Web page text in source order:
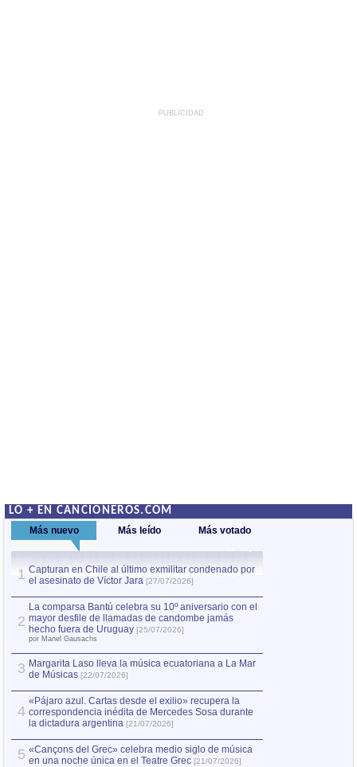
PUBLICIDAD
LO + EN CANCIONEROS.COM
Más nuevo Más leído Más votado
1 Capturan en Chile al último exmilitar condenado por
el asesinato de Víctor Jara [27/07/2026]
2
La comparsa Bantú celebra su 10º aniversario con el
mayor desfile de llamadas de candombe jamás
hecho fuera de Uruguay [25/07/2026]
por Manel Gausachs
3 Margarita Laso lleva la música ecuatoriana a La Mar
de Músicas [22/07/2026]
4
«Pájaro azul. Cartas desde el exilio» recupera la
correspondencia inédita de Mercedes Sosa durante
la dictadura argentina [21/07/2026]
5 «Cançons del Grec» celebra medio siglo de música
en una noche única en el Teatre Grec [21/07/2026]